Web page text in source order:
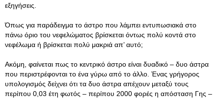
εξηγήσεις.
Όπως για παράδειγμα το άστρο που λάμπει εντυπωσιακά στο
πάνω όριο του νεφελώματος βρίσκεται όντως πολύ κοντά στο
νεφέλωμα ή βρίσκεται πολύ μακριά απ’ αυτό;
Ακόμη, φαίνεται πως το κεντρικό άστρο είναι δυαδικό – δυο άστρα
που περιστρέφονται το ένα γύρω από το άλλο. Ένας γρήγορος
υπολογισμός δείχνει ότι τα δυο άστρα απέχουν μεταξύ τους
περίπου 0,03 έτη φωτός – περίπου 2000 φορές η απόσταση Γης –